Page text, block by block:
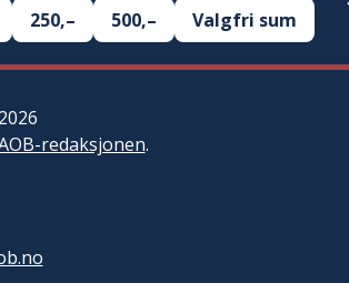
250,– 500,– Valgfri sum
redaksjonen.